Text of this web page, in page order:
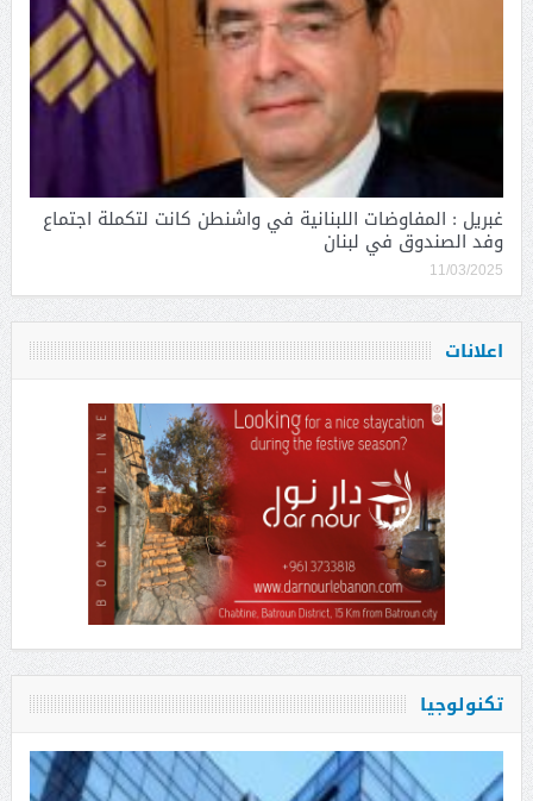
غبريل : المفاوضات اللبنانية في واشنطن كانت لتكملة اجتماع
وفد الصندوق في لبنان
11/03/2025
اعلانات
تكنولوجيا